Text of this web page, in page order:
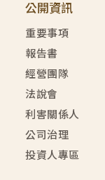
公開資訊
重要事項
報告書
經營團隊
法說會
利害關係人
公司治理
投資人專區